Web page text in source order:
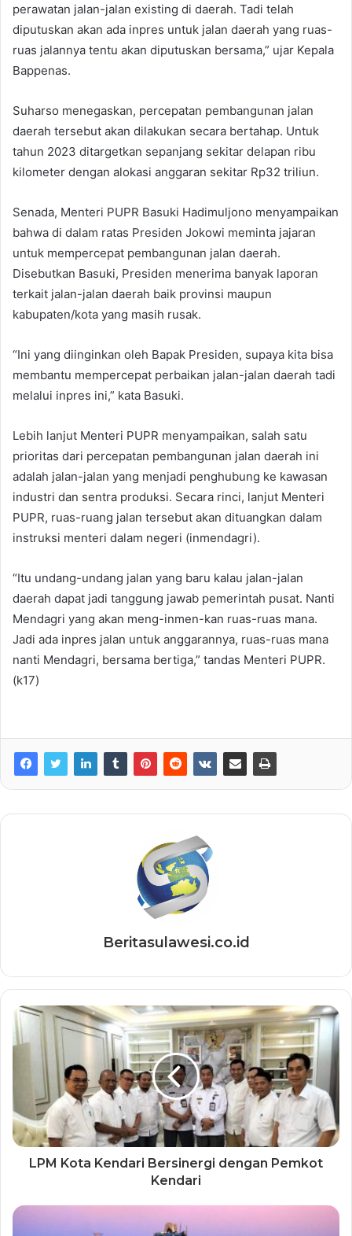
perawatan jalan-jalan existing di daerah. Tadi telah
diputuskan akan ada inpres untuk jalan daerah yang ruas-
ruas jalannya tentu akan diputuskan bersama,” ujar Kepala
Bappenas.
Suharso menegaskan, percepatan pembangunan jalan
daerah tersebut akan dilakukan secara bertahap. Untuk
tahun 2023 ditargetkan sepanjang sekitar delapan ribu
kilometer dengan alokasi anggaran sekitar Rp32 triliun.
Senada, Menteri PUPR Basuki Hadimuljono menyampaikan
bahwa di dalam ratas Presiden Jokowi meminta jajaran
untuk mempercepat pembangunan jalan daerah.
Disebutkan Basuki, Presiden menerima banyak laporan
terkait jalan-jalan daerah baik provinsi maupun
kabupaten/kota yang masih rusak.
“Ini yang diinginkan oleh Bapak Presiden, supaya kita bisa
membantu mempercepat perbaikan jalan-jalan daerah tadi
melalui inpres ini,” kata Basuki.
Lebih lanjut Menteri PUPR menyampaikan, salah satu
prioritas dari percepatan pembangunan jalan daerah ini
adalah jalan-jalan yang menjadi penghubung ke kawasan
industri dan sentra produksi. Secara rinci, lanjut Menteri
PUPR, ruas-ruang jalan tersebut akan dituangkan dalam
instruksi menteri dalam negeri (inmendagri).
“Itu undang-undang jalan yang baru kalau jalan-jalan
daerah dapat jadi tanggung jawab pemerintah pusat. Nanti
Mendagri yang akan meng-inmen-kan ruas-ruas mana.
Jadi ada inpres jalan untuk anggarannya, ruas-ruas mana
nanti Mendagri, bersama bertiga,” tandas Menteri PUPR.
(k17)
Beritasulawesi.co.id
LPM Kota Kendari Bersinergi dengan Pemkot
Kendari